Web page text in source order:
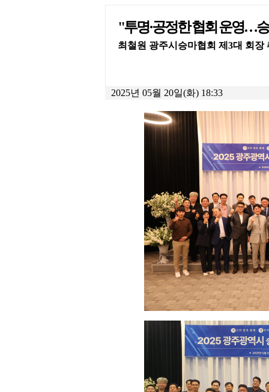
"투명·공정한 협회 운영…
최철원 광주시승마협회 제3대 회장
2025년 05월 20일(화) 18:33